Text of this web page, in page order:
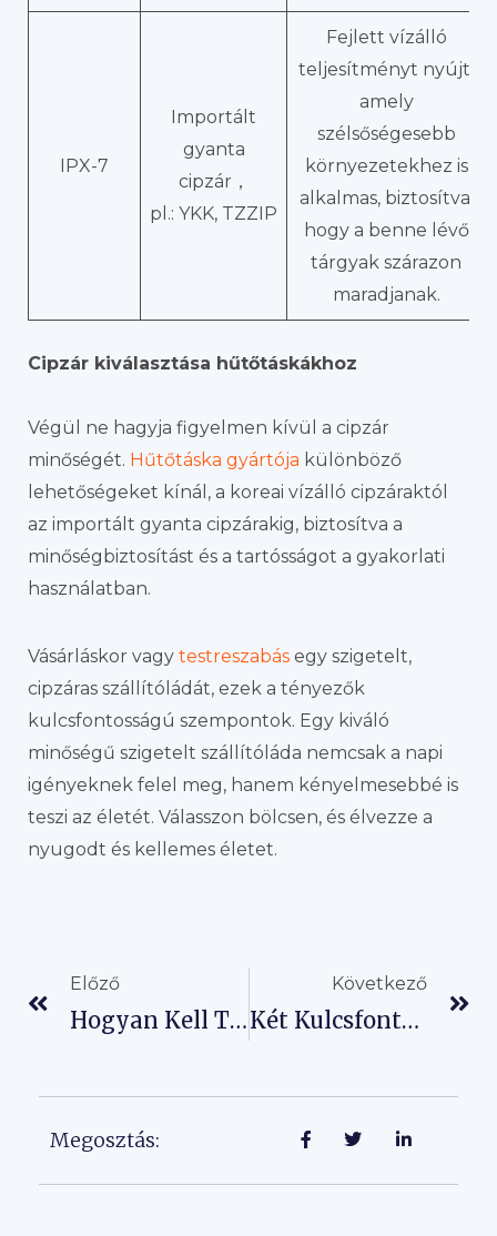
IPX-7
Importált
gyanta
cipzár，
pl.: YKK, TZZIP
Fejlett vízálló
teljesítményt nyújt,
amely
szélsőségesebb
környezetekhez is
alkalmas, biztosítva,
hogy a benne lévő
tárgyak szárazon
maradjanak.
Cipzár kiválasztása hűtőtáskákhoz
Végül ne hagyja figyelmen kívül a cipzár
minőségét. Hűtőtáska gyártója különböző
lehetőségeket kínál, a koreai vízálló cipzáraktól
az importált gyanta cipzárakig, biztosítva a
minőségbiztosítást és a tartósságot a gyakorlati
használatban.
Vásárláskor vagy testreszabás egy szigetelt,
cipzáras szállítóládát, ezek a tényezők
kulcsfontosságú szempontok. Egy kiváló
minőségű szigetelt szállítóláda nemcsak a napi
igényeknek felel meg, hanem kényelmesebbé is
teszi az életét. Válasszon bölcsen, és élvezze a
nyugodt és kellemes életet.
Előző
Hogyan Kell Tisztítani A Hűtőtáskát? A Foltok És Szagok Kezelése
Következő
Két Kulcsfontosságú Nyomtatási Lehetőség A Hűtőtáska Gyártási Folyamatban
Megosztás: